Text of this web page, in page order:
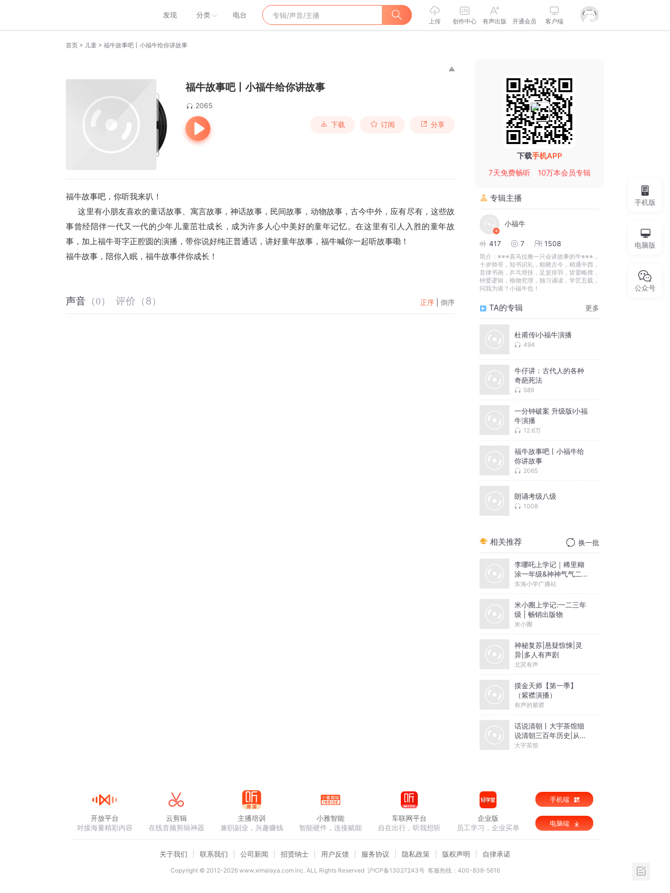
发现 分类 电台
上传 创作中心 有声出版 开通会员 客户端
首页 > 儿童 > 福牛故事吧丨小福牛给你讲故事
福牛故事吧丨小福牛给你讲故事
2065
下载 订阅 分享
福牛故事吧，你听我来叭！
      这里有小朋友喜欢的童话故事、寓言故事，神话故事，民间故事，动物故事，古今中外，应有尽有，这些故
事曾经陪伴一代又一代的少年儿童茁壮成长，成为许多人心中美好的童年记忆。在这里有引人入胜的童年故
事，加上福牛哥字正腔圆的演播，带你说好纯正普通话，讲好童年故事，福牛喊你一起听故事嘞！
福牛故事，陪你入眠，福牛故事伴你成长！
声音 （0） 评价 （8） 正序 倒序
下载手机APP
7天免费畅听
10万本会员专辑
专辑主播
小福牛
417 7 1508
简介： ※※※喜马拉雅一只会讲故事的牛※※※，
十岁帅哥，知书识礼，粗晓古今，稍通中西，
音律书画，乒乓滑技，足篮排羽，皆爱略擅，
钟爱逻辑，格物究理，独习诵读，学艺五载，
问我为谁？小福牛也！
TA的专辑 更多
杜甫传l小福牛演播
494
牛仔讲：古代人的各种
奇葩死法
589
一分钟破案 升级版l小福
牛演播
12.6万
福牛故事吧丨小福牛给
你讲故事
2065
朗诵考级八级
1008
相关推荐 换一批
李哪吒上学记｜稀里糊
涂一年级&神神气气二年
级
东海小学广播站
米小圈上学记:一二三年
级 | 畅销出版物
米小圈
神秘复苏|悬疑惊悚|灵
异|多人有声剧
北冥有声
摸金天师【第一季】
（紫襟演播）
有声的紫襟
话说清朝丨大宇茶馆细
说清朝三百年历史|从努
尔哈赤到末代皇帝溥仪|
大宇茶馆
手机版
电脑版
公众号
开放平台
对接海量精彩内容
云剪辑
在线音频剪辑神器
主播培训
兼职副业，兴趣赚钱
小雅智能
智能硬件，连接赋能
车联网平台
自在出行，听我想听
企业版
员工学习，企业买单
手机端
电脑端
关于我们 联系我们 公司新闻 招贤纳士 用户反馈 服务协议 隐私政策 版权声明 自律承诺
Copyright © 2012-2026www.ximalaya.com lnc. ALL Rights Reserved 沪ICP备13027243号 客服热线：400-838-5616